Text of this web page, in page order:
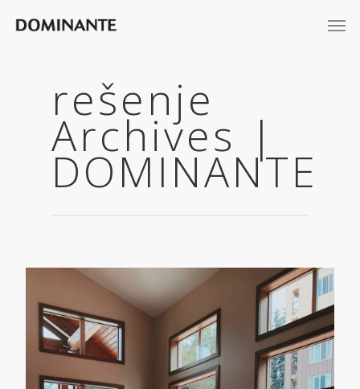
rešenje
Archives |
DOMINANTE